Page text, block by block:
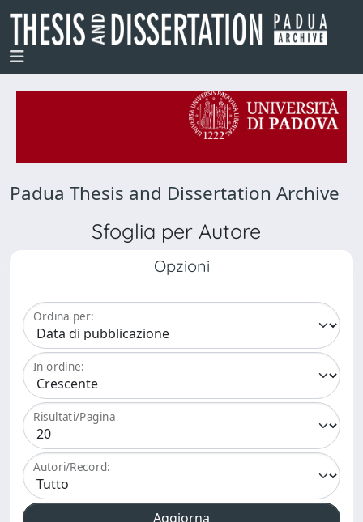
Padua Thesis and Dissertation Archive
Sfoglia per Autore
Opzioni
Ordina per:
In ordine:
Risultati/Pagina
Autori/Record: